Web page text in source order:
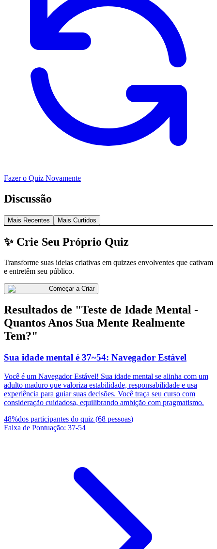
Fazer o Quiz Novamente
Discussão
Mais Recentes Mais Curtidos
✨ Crie Seu Próprio Quiz
Transforme suas ideias criativas em quizzes envolventes que cativam
e entretêm seu público.
Começar a Criar
Resultados de "Teste de Idade Mental -
Quantos Anos Sua Mente Realmente
Tem?"
Sua idade mental é 37~54: Navegador Estável
Você é um Navegador Estável! Sua idade mental se alinha com um
adulto maduro que valoriza estabilidade, responsabilidade e usa
experiência para guiar suas decisões. Você traça seu curso com
consideração cuidadosa, equilibrando ambição com pragmatismo.
48%dos participantes do quiz (68 pessoas)
Faixa de Pontuação: 37-54